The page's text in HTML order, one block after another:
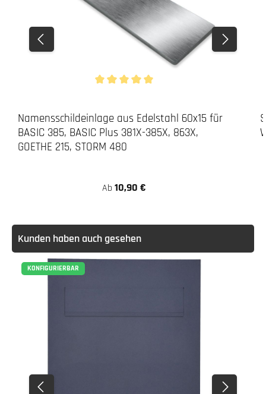
Namensschildeinlage aus Edelstahl 60x15 für
BASIC 385, BASIC Plus 381X-385X, 863X,
GOETHE 215, STORM 480
Ab 10,90 €
Kunden haben auch gesehen
KONFIGURIERBAR